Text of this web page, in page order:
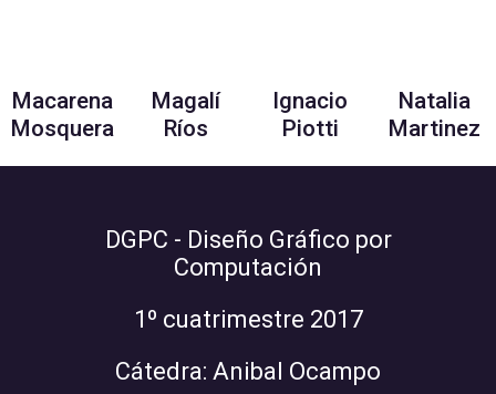
Macarena
Mosquera
Magalí
Ríos
Ignacio
Piotti
Natalia
Martinez
DGPC - Diseño Gráfico por
Computación
1º cuatrimestre 2017
Cátedra: Anibal Ocampo